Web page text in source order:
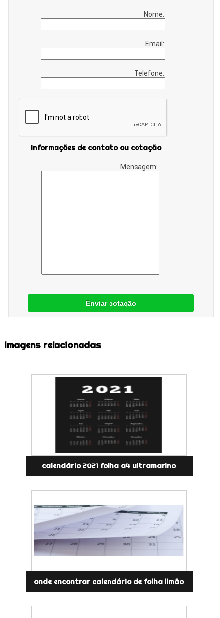
Nome:
Email:
Telefone:
Informações de contato ou cotação
Mensagem:
Enviar cotação
Imagens relacionadas
calendário 2021 folha a4 ultramarino
onde encontrar calendário de folha limão